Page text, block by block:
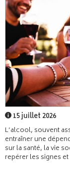
15 juillet 2026
L’alcool, souvent
entraîner une
sur la santé, la vie
repérer les signes